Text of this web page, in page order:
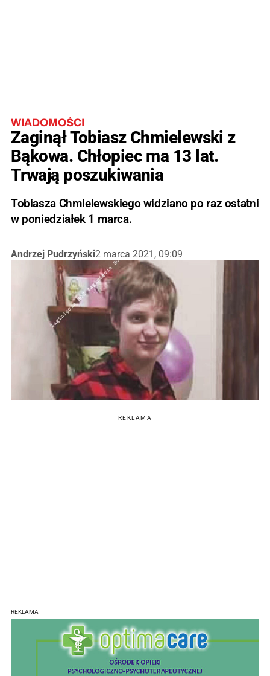
WIADOMOŚCI
Zaginął Tobiasz Chmielewski z
Bąkowa. Chłopiec ma 13 lat.
Trwają poszukiwania
Tobiasza Chmielewskiego widziano po raz ostatni
w poniedziałek 1 marca.
Andrzej Pudrzyński2 marca 2021, 09:09
REKLAMA
REKLAMA